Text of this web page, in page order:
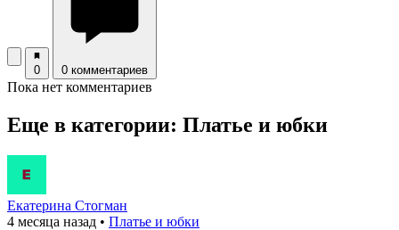
0 0 комментариев
Пока нет комментариев
Еще в категории: Платье и юбки
Екатерина Стогман
4 месяца назад • Платье и юбки